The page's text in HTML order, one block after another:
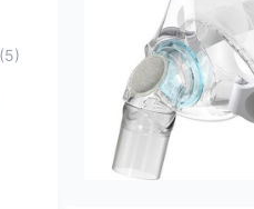
(5)